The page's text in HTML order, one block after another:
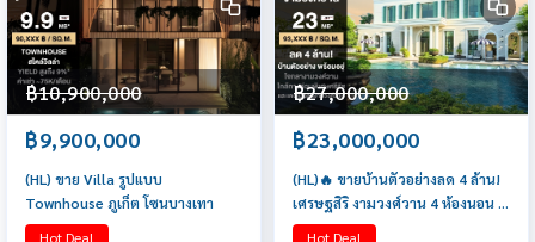
฿10,900,000
฿9,900,000
(HL) ขาย Villa รูปแบบ
Townhouse ภูเก็ต โซนบางเทา
Hot Deal
฿27,000,000
฿23,000,000
(HL)🔥 ขายบ้านตัวอย่างลด 4 ล้าน!
เศรษฐสิริ งามวงศ์วาน 4 ห้องนอน 4
ห้องน้ำ 247 ตร.ม. เพียง 23 ล้าน
Hot Deal